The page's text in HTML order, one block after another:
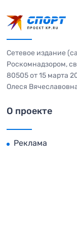
Сетевое издание
Роскомнадзором,
80505 от 15 марта
Олеся
О проекте
Реклама